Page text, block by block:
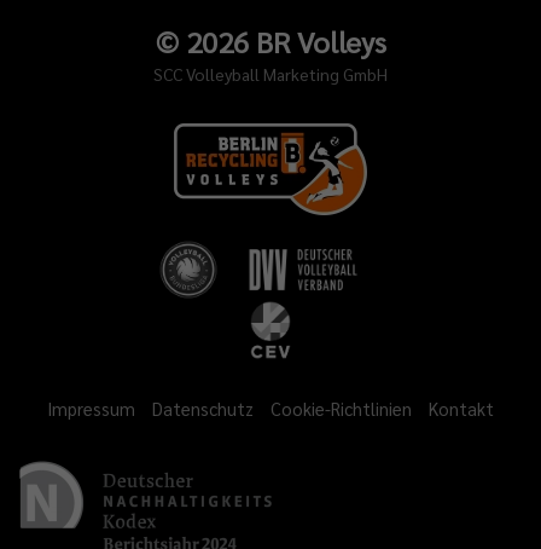
© 2026BR Volleys
SCC Volleyball Marketing GmbH
Impressum Datenschutz Cookie-Richtlinien Kontakt